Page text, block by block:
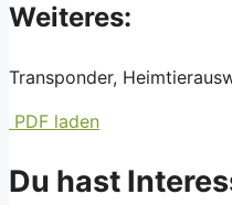
Weiteres:
Transponder,
PDF laden
Du hast